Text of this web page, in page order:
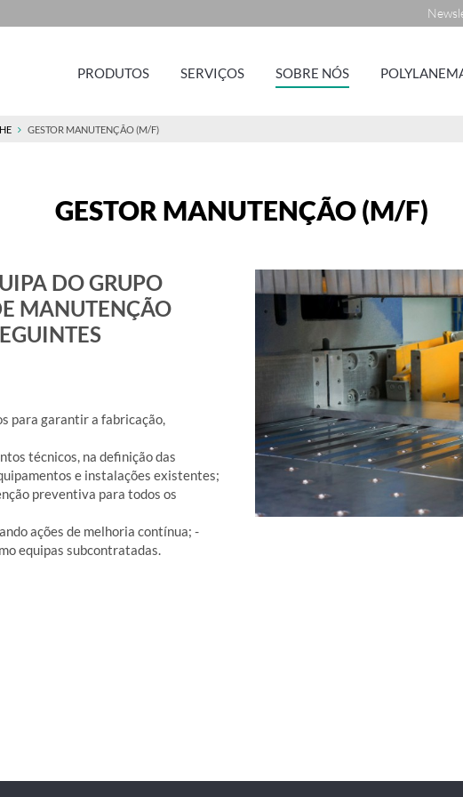
PRODUTOS SERVIÇOS SOBRE NÓS
GESTOR MANUTENÇÃO (M/F)
GESTOR MANUTENÇÃO (M/F)
DO GRUPO
MANUTENÇÃO
para garantir a fabricação,
técnicos, na definição das
e instalações existentes;
preventiva para todos os
ações de melhoria contínua; -
equipas subcontratadas.